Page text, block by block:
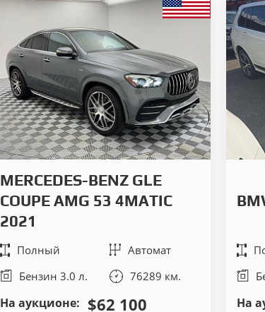
MERCEDES-BENZ GLE
COUPE AMG 53 4MATIC
2021
Полный
Автомат
Бензин 3.0 л.
76289 км.
На аукционе: $62 100 На